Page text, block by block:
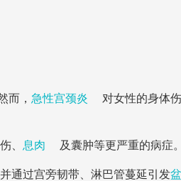
而， 急性宫颈炎
对女性的身体
、 息肉 及囊肿等更严重的病症。
并通过宫旁韧带、淋巴管蔓延引发